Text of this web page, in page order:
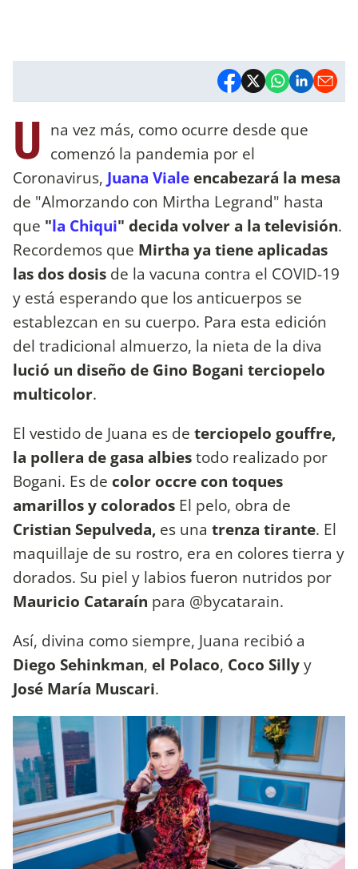
U na vez más, como ocurre desde que
comenzó la pandemia por el
Coronavirus, Juana Viale encabezará la mesa
de "Almorzando con Mirtha Legrand" hasta
que "la Chiqui" decida volver a la televisión.
Recordemos que Mirtha ya tiene aplicadas
las dos dosis de la vacuna contra el COVID-19
y está esperando que los anticuerpos se
establezcan en su cuerpo. Para esta edición
del tradicional almuerzo, la nieta de la diva
lució un diseño de Gino Bogani terciopelo
multicolor.
El vestido de Juana es de terciopelo gouffre,
la pollera de gasa albiestodo realizado por
Bogani. Es de color occre con toques
amarillos y colorados El pelo, obra de
Cristian Sepulveda, es una trenza tirante. El
maquillaje de su rostro, era en colores tierra y
dorados. Su piel y labios fueron nutridos por
Mauricio Cataraín para @bycatarain.
Así, divina como siempre, Juana recibió a
Diego Sehinkman, el Polaco, Coco Sillyy
José María Muscari.